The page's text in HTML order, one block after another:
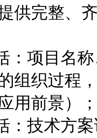
供完整、
：项目名
组织过程
用前景）
：技术方